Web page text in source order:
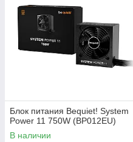
Блок питания Bequiet! System
Power 11 750W (BP012EU)
В наличии